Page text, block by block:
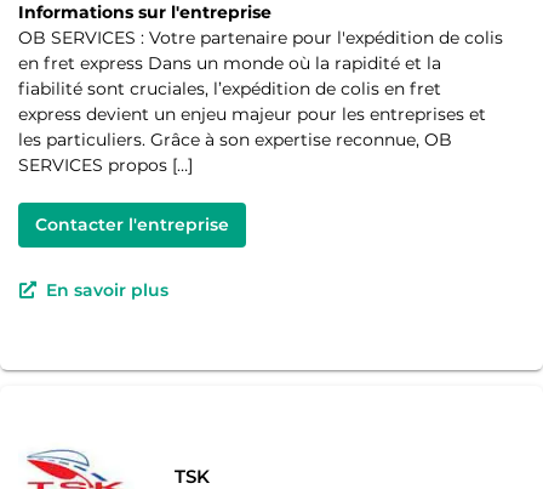
Informations sur l'entreprise
OB SERVICES : Votre partenaire pour l'expédition de colis
en fret express Dans un monde où la rapidité et la
fiabilité sont cruciales, l’expédition de colis en fret
express devient un enjeu majeur pour les entreprises et
les particuliers. Grâce à son expertise reconnue, OB
SERVICES propos […]
Contacter l'entreprise
En savoir plus
TSK